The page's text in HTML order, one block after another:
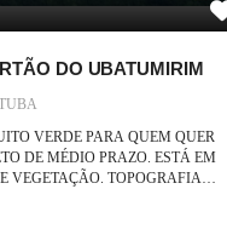
ÀS SUAS EXPECTATIVAS DE
ESPAÇO E LOCALIZAÇÃO. (POSSE BOA)
DO UBATUMIRIM
QUEM QUER
DE MÉDIO PRAZO. ESTÁ EM
TOPOGRAFIA
PORTEIRA. RUA JÁ TEM